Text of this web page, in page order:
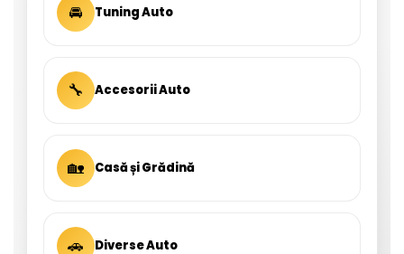
🚘 Tuning Auto
🔧 Accesorii Auto
🏡 Casă și Grădină
🚗 Diverse Auto